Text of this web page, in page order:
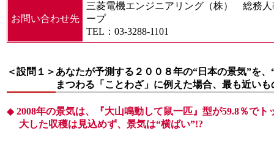
お問い合わせ先
三菱電機エンジニアリング（株） 総務
ープ
TEL：03-3288-1101
＜設問１＞ あなたが予測する２００８年の“日本の景気”を、
まつわる「ことわざ」に例えた場合、最も近い
◆ 2008年の景気は、『大山鳴動して鼠一匹』型が59.8％でト
大した収穫は見込めず、景気は“横ばい”!?